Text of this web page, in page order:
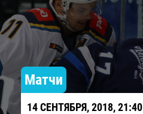
Матчи
14 СЕНТЯБРЯ, 2018, 21:40